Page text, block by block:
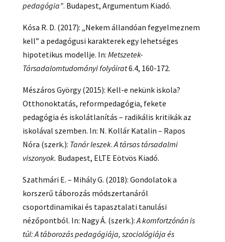
pedagógia”. Budapest, Argumentum Kiadó.
Kósa R. D. (2017): „Nekem állandóan fegyelmeznem
kell” a pedagógusi karakterek egy lehetséges
hipotetikus modellje. In: Metszetek-
Társadalomtudományi folyóirat6.4, 160-172.
Mészáros György (2015): Kell-e nekünk iskola?
Otthonoktatás, reformpedagógia, fekete
pedagógia és iskolátlanítás – radikális kritikák az
iskolával szemben. In: N. Kollár Katalin – Rapos
Nóra (szerk.): Tanár leszek.A társas társadalmi
viszonyok. Budapest, ELTE Eötvös Kiadó.
Szathmári E. – Mihály G. (2018): Gondolatok a
korszerű táborozás módszertanáról
csoportdinamikai és tapasztalati tanulási
nézőpontból. In: Nagy Á. (szerk.):A komfortzónán is
túl: A táborozás pedagógiája, szociológiája és